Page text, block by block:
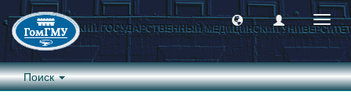
Поиск